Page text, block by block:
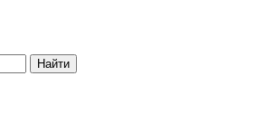
Найти